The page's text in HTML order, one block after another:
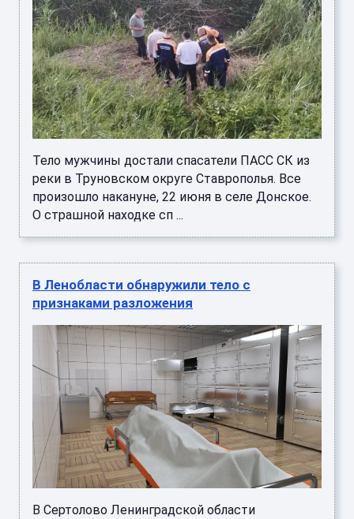
Тело мужчины достали спасатели ПАСС СК из
реки в Труновском округе Ставрополья. Все
произошло накануне, 22 июня в селе Донское.
О страшной находке сп ...
В Ленобласти обнаружили тело с
признаками разложения
В Сертолово Ленинградской области